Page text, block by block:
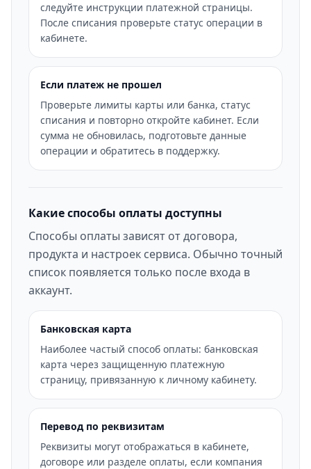
следуйте инструкции платежной страницы.
После списания проверьте статус операции в
кабинете.
Если платеж не прошел
Проверьте лимиты карты или банка, статус
списания и повторно откройте кабинет. Если
сумма не обновилась, подготовьте данные
операции и обратитесь в поддержку.
Какие способы оплаты доступны
Способы оплаты зависят от договора,
продукта и настроек сервиса. Обычно точный
список появляется только после входа в
аккаунт.
Банковская карта
Наиболее частый способ оплаты: банковская
карта через защищенную платежную
страницу, привязанную к личному кабинету.
Перевод по реквизитам
Реквизиты могут отображаться в кабинете,
договоре или разделе оплаты, если компания